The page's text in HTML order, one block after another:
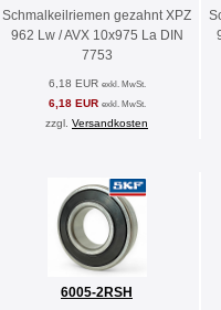
Schmalkeilriemen gezahnt XPZ
962 Lw / AVX 10x975 La DIN
7753
6,18 EUR exkl. MwSt.
6,18 EUR exkl. MwSt.
zzgl. Versandkosten
6005-2RSH